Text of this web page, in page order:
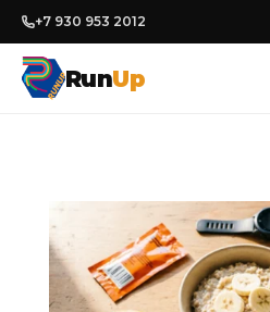
+7 930 953 2012
RunUp